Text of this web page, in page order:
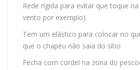
Rede rígida para evitar que toque
vento por exemplo)
Tem um elástico para colocar no
que o chapéu não saia do sítio
Fecha com cordel na zona do